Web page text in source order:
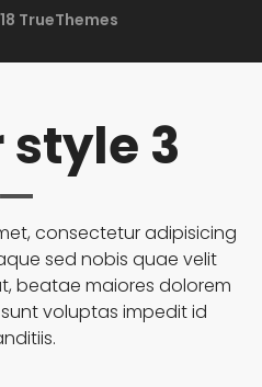
TrueThemes
3
consectetur adipisicing
sed nobis quae velit
beatae maiores dolorem
voluptas impedit id